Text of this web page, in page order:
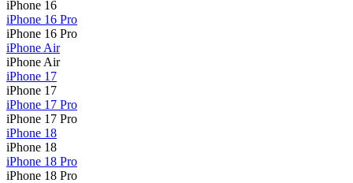
iPhone 16
iPhone 16 Pro
iPhone 16 Pro
iPhone Air
iPhone Air
iPhone 17
iPhone 17
iPhone 17 Pro
iPhone 17 Pro
iPhone 18
iPhone 18
iPhone 18 Pro
iPhone 18 Pro